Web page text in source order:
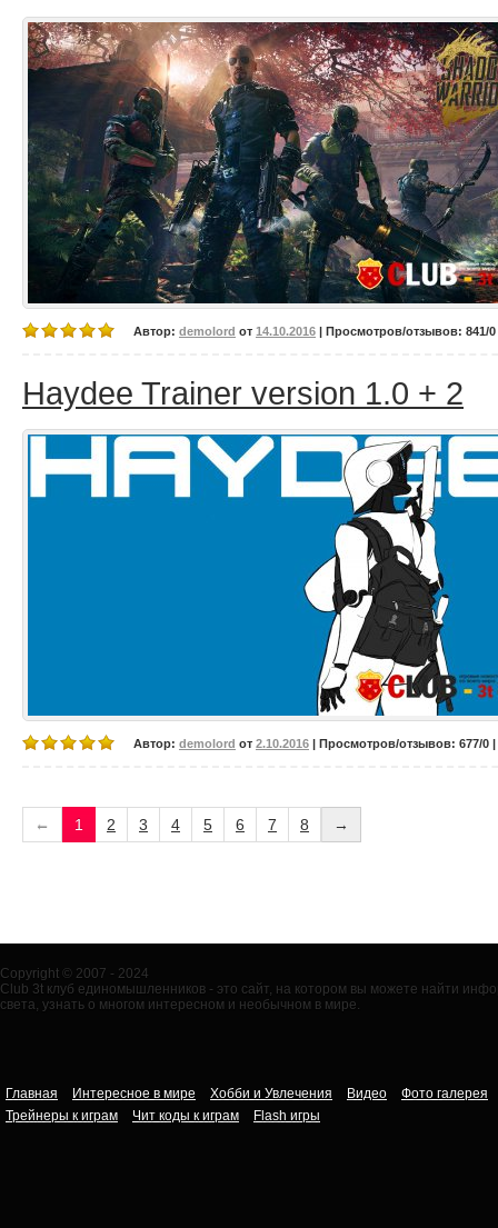
Автор: demolord от 14.10.2016 | Просмотров/отзывов: 841/0
Haydee Trainer version 1.0 + 2
Автор: demolord от 2.10.2016 | Просмотров/отзывов: 677/0 |
← 1 2 3 4 5 6 7 8 →
Copyright © 2007 - 2024
Club 3t клуб единомышленников - это сайт, на котором вы можете найти
света, узнать о многом интересном и необычном в мире.
Главная Интересное в мире Хобби и Увлечения Видео
Фото галерея
Трейнеры к играм
Чит коды к играм Flash игры